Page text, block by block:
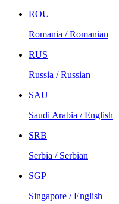
ROU
Romania / Romanian
RUS
Russia / Russian
SAU
Saudi Arabia / English
SRB
Serbia / Serbian
SGP
Singapore / English